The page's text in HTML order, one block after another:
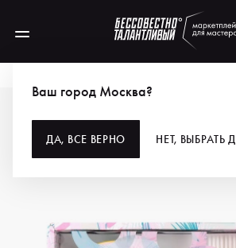
Ваш город Москва?
ДА, ВСЕ ВЕРНО НЕТ, ВЫБРАТЬ